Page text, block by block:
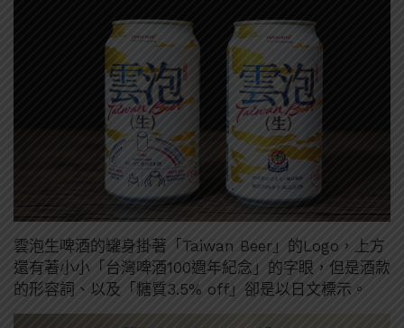
雲泡生啤酒的罐身掛著「Taiwan Beer」的Logo，上方
還有著小小「台灣啤酒100週年紀念」的字眼，但是酒款
的形容詞、以及「糖質3.5% off」卻是以日文標示。